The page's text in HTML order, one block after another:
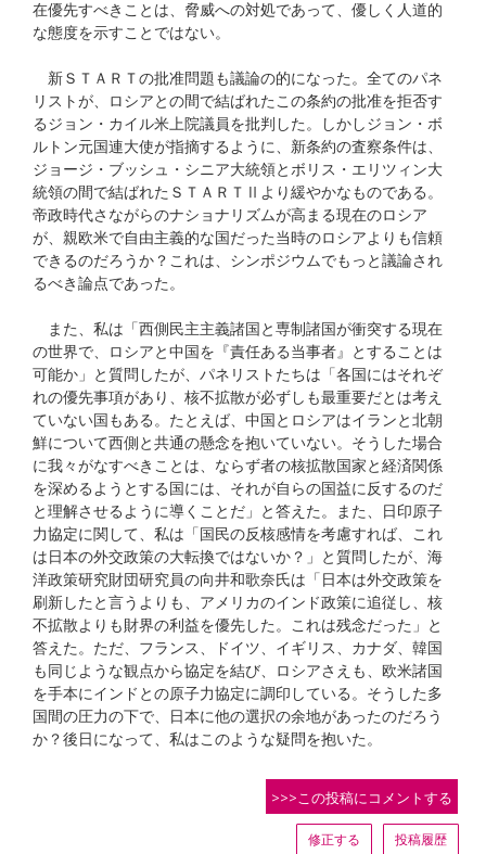
在優先すべきことは、脅威への対処であって、優しく人道的
な態度を示すことではない。
新ＳＴＡＲＴの批准問題も議論の的になった。全てのパネ
リストが、ロシアとの間で結ばれたこの条約の批准を拒否す
るジョン・カイル米上院議員を批判した。しかしジョン・ボ
ルトン元国連大使が指摘するように、新条約の査察条件は、
ジョージ・ブッシュ・シニア大統領とボリス・エリツィン大
統領の間で結ばれたＳＴＡＲＴⅡより緩やかなものである。
帝政時代さながらのナショナリズムが高まる現在のロシア
が、親欧米で自由主義的な国だった当時のロシアよりも信頼
できるのだろうか？これは、シンポジウムでもっと議論され
るべき論点であった。
また、私は「西側民主主義諸国と専制諸国が衝突する現在
の世界で、ロシアと中国を『責任ある当事者』とすることは
可能か」と質問したが、パネリストたちは「各国にはそれぞ
れの優先事項があり、核不拡散が必ずしも最重要だとは考え
ていない国もある。たとえば、中国とロシアはイランと北朝
鮮について西側と共通の懸念を抱いていない。そうした場合
に我々がなすべきことは、ならず者の核拡散国家と経済関係
を深めるようとする国には、それが自らの国益に反するのだ
と理解させるように導くことだ」と答えた。また、日印原子
力協定に関して、私は「国民の反核感情を考慮すれば、これ
は日本の外交政策の大転換ではないか？」と質問したが、海
洋政策研究財団研究員の向井和歌奈氏は「日本は外交政策を
刷新したと言うよりも、アメリカのインド政策に追従し、核
不拡散よりも財界の利益を優先した。これは残念だった」と
答えた。ただ、フランス、ドイツ、イギリス、カナダ、韓国
も同じような観点から協定を結び、ロシアさえも、欧米諸国
を手本にインドとの原子力協定に調印している。そうした多
国間の圧力の下で、日本に他の選択の余地があったのだろう
か？後日になって、私はこのような疑問を抱いた。
>>>この投稿にコメントする
修正する 投稿履歴